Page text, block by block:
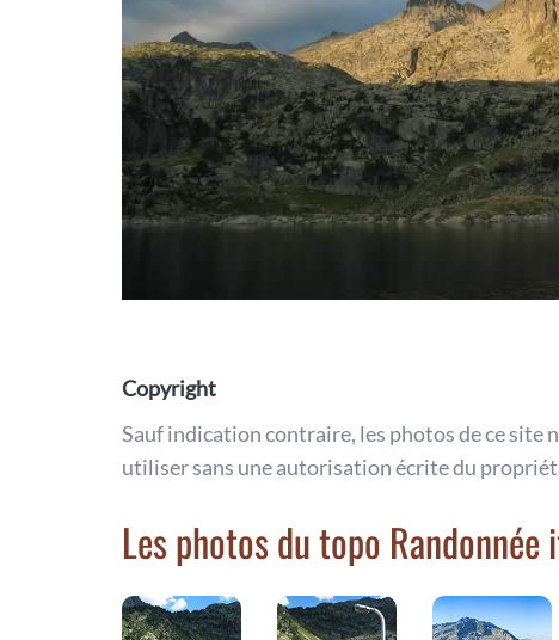
Copyright
Sauf indication contraire, les photos de ce site
utiliser sans une autorisation écrite du
Les photos du topo